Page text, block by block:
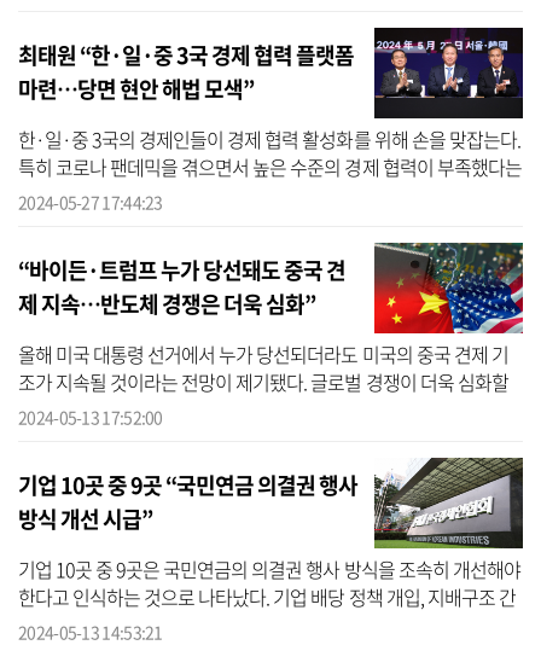
최태원 “한·일·중 3국 경제 협력 플랫폼
마련…당면 현안 해법 모색”
한·일·중 3국의 경제인들이 경제 협력 활성화를 위해 손을 맞잡는다.
특히 코로나 팬데믹을 겪으면서 높은 수준의 경제 협력이 부족했다는
데 공감한 이들은 이를 강화할 실질적인 실무협의체를 서둘러 마련한
2024-05-27 17:44:23
“바이든·트럼프 누가 당선돼도 중국 견
제 지속…반도체 경쟁은 더욱 심화”
올해 미국 대통령 선거에서 누가 당선되더라도 미국의 중국 견제 기
조가 지속될 것이라는 전망이 제기됐다. 글로벌 경쟁이 더욱 심화할
것으로 점쳐지는 가운데 한국의 산업·통상 전략을 새로 짜야 한다는
2024-05-13 17:52:00
기업 10곳 중 9곳 “국민연금 의결권 행사
방식 개선 시급”
기업 10곳 중 9곳은 국민연금의 의결권 행사 방식을 조속히 개선해야
한다고 인식하는 것으로 나타났다. 기업 배당 정책 개입, 지배구조 간
섭 등 국민연금의 직접적인 주주권 행사 활동 또한 별다른 도움이 되
2024-05-13 14:53:21